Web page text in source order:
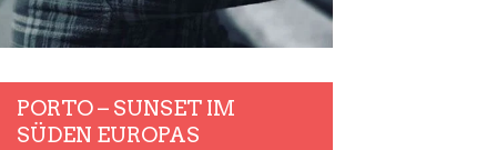
PORTO – SUNSET IM
SÜDEN EUROPAS